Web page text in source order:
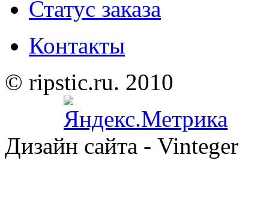
Статус заказа
Контакты
© ripstic.ru. 2010
Дизайн сайта - Vinteger